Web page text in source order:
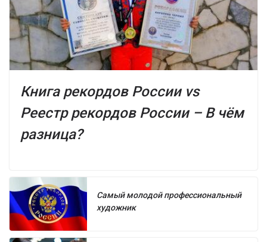
Книга рекордов России vs
Реестр рекордов России – В чём
разница?
Самый молодой профессиональный
художник